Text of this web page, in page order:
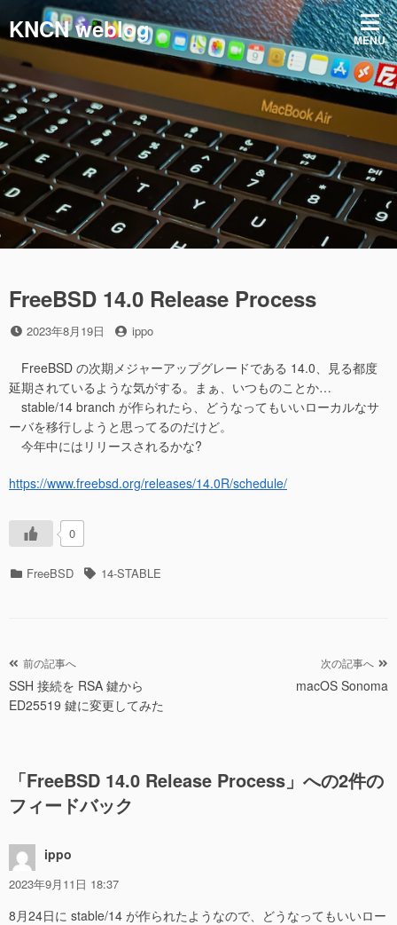
ン
ツ
へ
ス
キ
ッ
プ
KNCN weblog MENU
FreeBSD 14.0 Release Process
投
日
2023年8月19日
投
者
ippo
FreeBSD の次期メジャーアップグレードである 14.0、見る都度
延期されているような気がする。まぁ、いつものことか…
stable/14 branch が作られたら、どうなってもいいローカルなサ
ーバを移行しようと思ってるのだけど。
今年中にはリリースされるかな?
https://www.freebsd.org/releases/14.0R/schedule/
0
カ FreeBSD
タ 14-STABLE
投
稿
ナ
ー
シ
ョ
ン
前の記事へ
SSH 接続を RSA 鍵から
ED25519 鍵に変更してみた
次の記事へ
macOS Sonoma
「FreeBSD 14.0 Release Process 」への2件の
フィードバック
ippo
2023年9月11日 18:37
8月24日に stable/14 が作られたようなので、どうなってもいいロー